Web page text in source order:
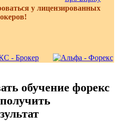
у лицензированных
обучение форекс